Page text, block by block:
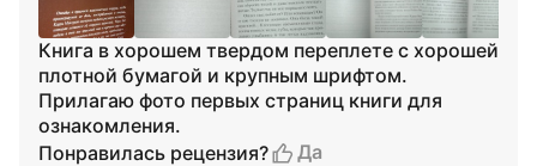
Книга в хорошем твердом переплете с хорошей
плотной бумагой и крупным шрифтом.
Прилагаю фото первых страниц книги для
ознакомления.
Понравилась рецензия?
Да